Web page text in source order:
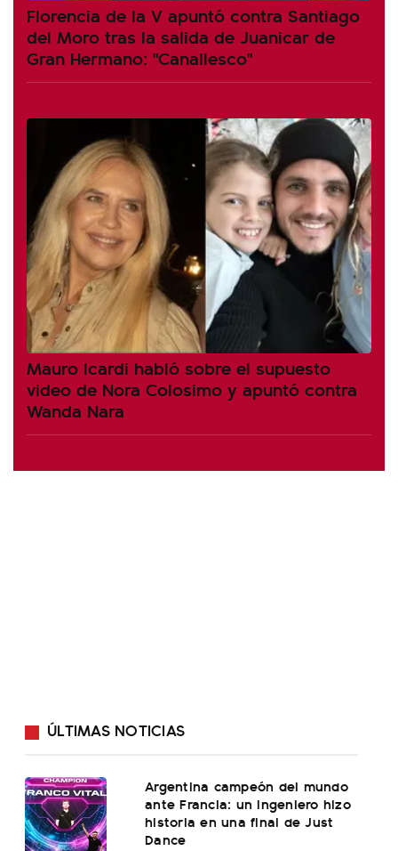
Florencia de la V apuntó contra Santiago
del Moro tras la salida de Juanicar de
Gran Hermano: "Canallesco"
Mauro Icardi habló sobre el supuesto
video de Nora Colosimo y apuntó contra
Wanda Nara
ÚLTIMAS NOTICIAS
Argentina campeón del mundo
ante Francia: un ingeniero hizo
historia en una final de Just
Dance